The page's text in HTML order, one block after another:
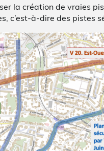
la création de vraies
c’est-à-dire des pistes